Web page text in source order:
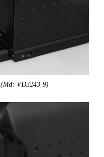
(Mã: VD3243-9)